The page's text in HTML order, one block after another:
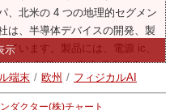
、北米の 4 つの地理的セグメン
は、半導体デバイスの開発、製
ています。製品には、電源 ic、
主な製品は、直流 (DC)/DC コ
ディスクリートです。
端末 / 欧州 / フィジカルAI